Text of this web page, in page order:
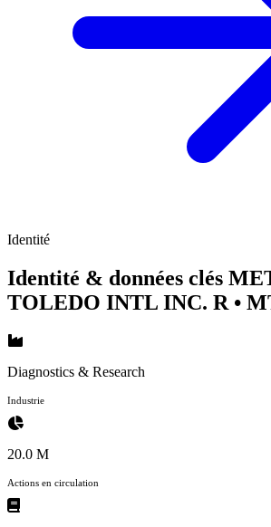
Identité
Identité & données clés
TOLEDO INTL INC. R •
Diagnostics & Research
Industrie
20.0 M
Actions en circulation